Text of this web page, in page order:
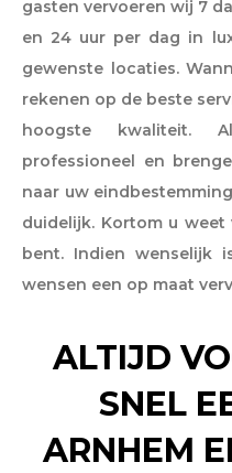
gasten vervoeren wij 7
en 24 uur per dag in
gewenste locaties.
rekenen op de beste
hoogste kwaliteit.
professioneel en
naar uw
duidelijk. Kortom u
bent. Indien wenselijk
wensen een op maat
ALTIJD
SNEL
ARNHEM